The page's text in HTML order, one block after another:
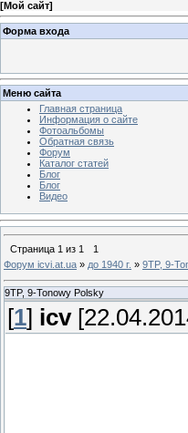
[Мой сайт]
Форма входа
Меню сайта
Главная страница
Информация о сайте
Фотоальбомы
Обратная связь
Форум
Каталог статей
Блог
Блог
Видео
Страница 1 из 1
1
Форум icvi.at.ua » до 1940 г. » 9TP, 9-
9TP, 9-Tonowy Polsky
[1] icv